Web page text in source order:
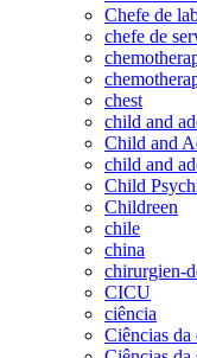
Chefe de
chefe de
chest
child and
Child and
child and
Child
Childreen
chile
china
chirurgien-
CICU
ciência
Ciências da